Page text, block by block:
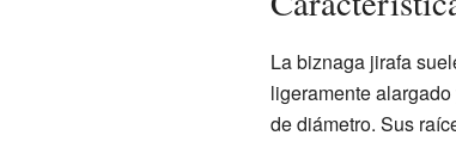
La biznaga jirafa
ligeramente
de diámetro. Sus